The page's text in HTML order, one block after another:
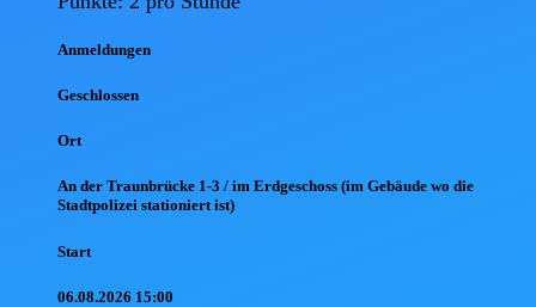
Anmeldungen
Geschlossen
Ort
An der Traunbrücke 1-3 / im Erdgeschoss (im Gebäude wo die
Stadtpolizei stationiert ist)
Start
06.08.2026 15:00